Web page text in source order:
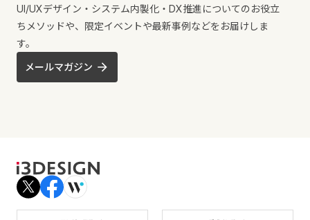
UI/UXデザイン・システム内製化・DX推進についてのお役立
ちメソッドや、限定イベントや最新事例などをお届けしま
す。
メールマガジン